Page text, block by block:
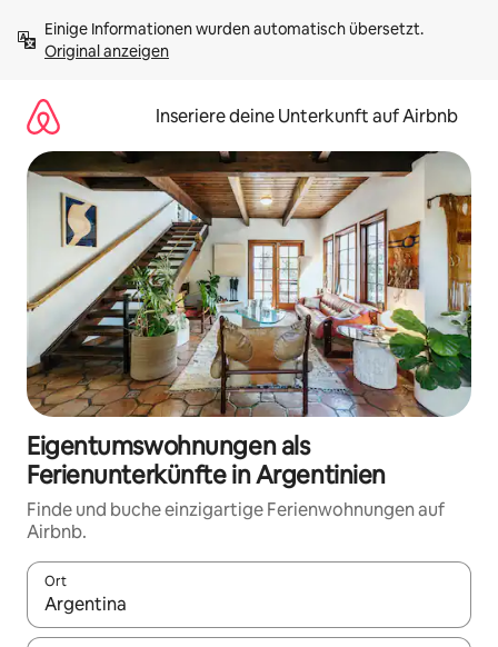
Inhalten
springenOriginal anzeigen
Inseriere deine Unterkunft auf Airbnb
Eigentumswohnungen als
Ferienunterkünfte in Argentinien
Finde und buche einzigartige Ferienwohnungen auf
Airbnb.
Ort
Wenn Ergebnisse verfügbar sind, navigiere mit den